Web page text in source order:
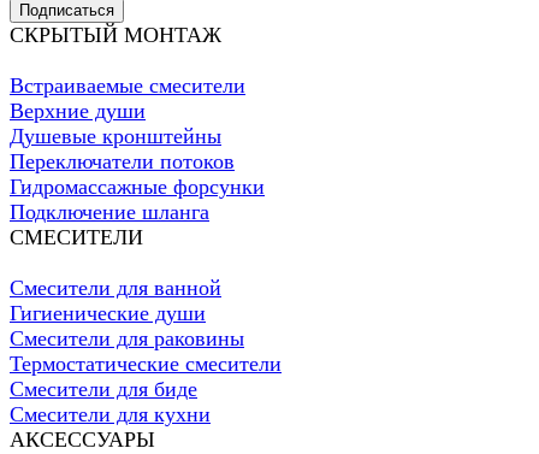
Подписаться
СКРЫТЫЙ МОНТАЖ
Встраиваемые смесители
Верхние души
Душевые кронштейны
Переключатели потоков
Гидромассажные форсунки
Подключение шланга
СМЕСИТЕЛИ
Смесители для ванной
Гигиенические души
Смесители для раковины
Термостатические смесители
Смесители для биде
Смесители для кухни
АКСЕССУАРЫ